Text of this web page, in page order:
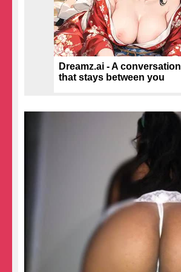
Dreamz.ai - A conversation
that stays between you